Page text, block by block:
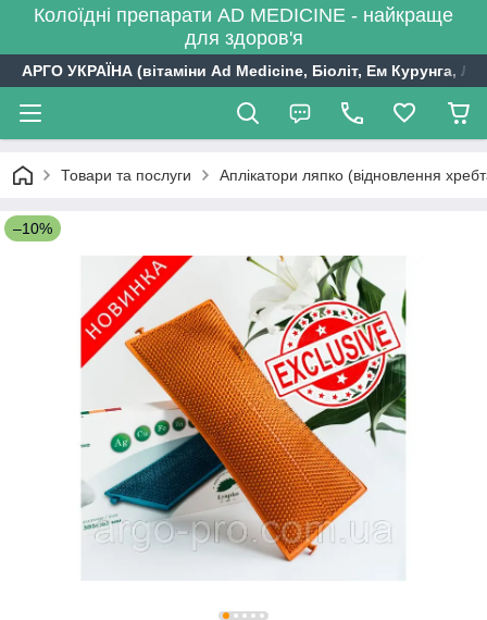
Колоїдні препарати AD MEDICINE - найкраще
для здоров'я
АРГО УКРАЇНА (вітаміни Ad Medicine, Біоліт, Ем Курунга,
Товари та послуги Аплікатори ляпко (відновлення
–10%